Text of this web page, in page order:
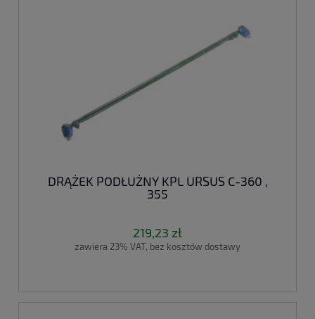
DRĄŻEK PODŁUŻNY KPL URSUS C-360 ,
355
219,23 zł
zawiera 23% VAT, bez kosztów dostawy